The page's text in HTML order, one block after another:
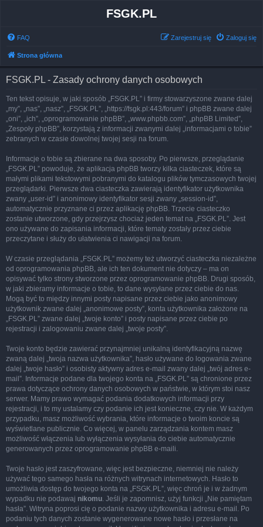
FSGK.PL
FAQ Zaloguj się
Zarejestruj się
Strona główna
FSGK.PL - Zasady ochrony danych osobowych
Ten tekst opisuje, w jaki sposób „FSGK.PL” i firmy stowarzyszone zwane dalej
„my”, „nas”, „nasz”, „FSGK.PL”, „https://fsgk.pl:443/forum” i phpBB zwane dalej
„oni”, „ich”, „oprogramowanie phpBB”, „www.phpbb.com”, „phpBB Limited”,
„Zespoły phpBB”, korzystają z informacji zwanymi dalej „informacjami o tobie”
zebranych w czasie dowolnej twojej sesji na forum.
Informacje o tobie są zbierane na dwa sposoby. Po pierwsze, przeglądanie
„FSGK.PL” powoduje, że aplikacja phpBB tworzy kilka ciasteczek, które są
małymi plikami tekstowymi pobranymi do katalogu plików tymczasowych twojej
przeglądarki. Pierwsze dwa ciasteczka zawierają identyfikator użytkownika
zwany „user-id” i anonimowy identyfikator sesji zwany „session-id”,
automatycznie przyznane ci przez aplikację phpBB. Trzecie ciasteczko
zostanie utworzone, gdy przejrzysz chociaż jeden temat na „FSGK.PL”. Jest
ono używane do zapisania informacji, które tematy zostały przez ciebie
przeczytane i służy do ułatwienia ci nawigacji na forum.
W czasie przeglądania „FSGK.PL” możemy też utworzyć ciasteczka niezależne
od oprogramowania phpBB, ale ich ten dokument nie dotyczy – ma on
opisywać tylko strony stworzone przez oprogramowanie phpBB. Drugi sposób,
w jaki zbieramy informacje o tobie, to dane wysyłane przez ciebie do nas.
Mogą być to między innymi posty napisane przez ciebie jako anonimowy
użytkownik zwane dalej „anonimowe posty”, konta użytkownika założone na
„FSGK.PL” zwane dalej „twoje konto” i posty napisane przez ciebie po
rejestracji i zalogowaniu zwane dalej „twoje posty”.
Twoje konto będzie zawierać przynajmniej unikalną identyfikacyjną nazwę
zwaną dalej „twoja nazwa użytkownika”, hasło używane do logowania zwane
dalej „twoje hasło” i osobisty aktywny adres e-mail zwany dalej „twój adres e-
mail”. Informacje podane dla twojego konta na „FSGK.PL” są chronione przez
prawa dotyczące ochrony danych osobowych w państwie, w którym stoi nasz
serwer. Mamy prawo wymagać podania dodatkowych informacji przy
rejestracji, i to my ustalamy czy podanie ich jest konieczne, czy nie. W każdym
przypadku, masz możliwość wybrania, które informacje o twoim koncie są
wyświetlane publicznie. Co więcej, w panelu zarządzania kontem masz
możliwość włączenia lub wyłączenia wysyłania do ciebie automatycznie
generowanych przez oprogramowanie phpBB e-maili.
Twoje hasło jest zaszyfrowane, więc jest bezpieczne, niemniej nie należy
używać tego samego hasła na różnych witrynach internetowych. Hasło to
umożliwia dostęp do twojego konta na „FSGK.PL”, więc chroń je i w żadnym
wypadku nie podawaj nikomu. Jeśli je zapomnisz, użyj funkcji „Nie pamiętam
hasła”. Witryna poprosi cię o podanie nazwy użytkownika i adresu e-mail. Po
podaniu tych danych zostanie wygenerowane nowe hasło i przesłane na